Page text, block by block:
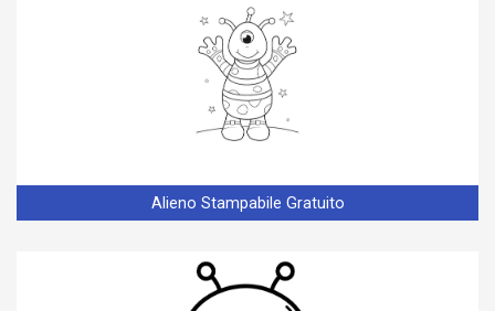
Alieno Stampabile Gratuito